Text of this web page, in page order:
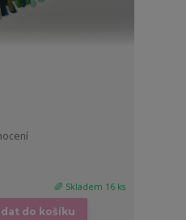
🌈 Skladem 16 ks
do košíku